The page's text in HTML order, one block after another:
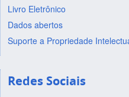
Livro Eletrônico
Dados abertos
Suporte a Propriedade
Redes Sociais